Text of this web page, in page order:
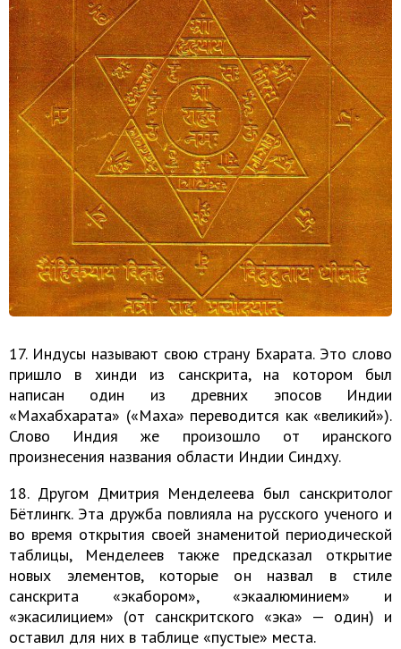
17. Индусы называют свою страну Бхарата. Это слово
пришло в хинди из санскрита, на котором был
написан один из древних эпосов Индии
«Махабхарата» («Маха» переводится как «великий»).
Слово Индия же произошло от иранского
произнесения названия области Индии Синдху.
18. Другом Дмитрия Менделеева был санскритолог
Бётлингк. Эта дружба повлияла на русского ученого и
во время открытия своей знаменитой периодической
таблицы, Менделеев также предсказал открытие
новых элементов, которые он назвал в стиле
санскрита «экабором», «экаалюминием» и
«экасилицием» (от санскритского «эка» — один) и
оставил для них в таблице «пустые» места.